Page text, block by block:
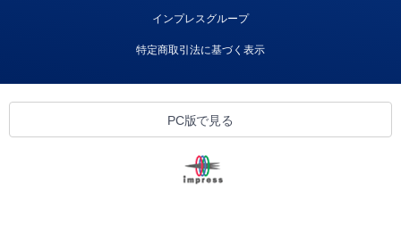
インプレスグループ
特定商取引法に基づく表示
PC版で見る